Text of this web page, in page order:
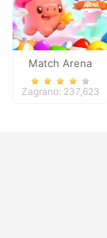
Match Arena
Zagrano: 237,623